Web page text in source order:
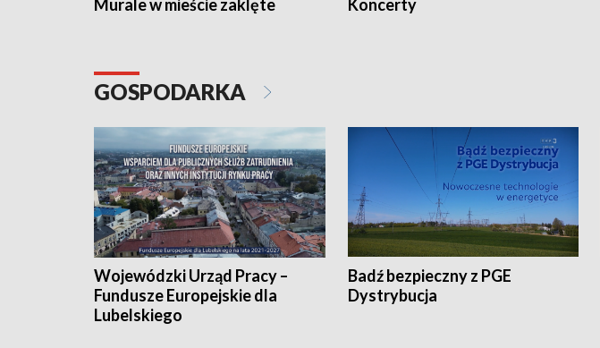
Murale w mieście zaklęte Koncerty
GOSPODARKA
Wojewódzki Urząd Pracy –
Fundusze Europejskie dla
Lubelskiego
Badź bezpieczny z PGE
Dystrybucja